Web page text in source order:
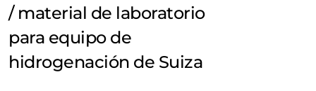
/ material de laboratorio
para equipo de
hidrogenación de Suiza